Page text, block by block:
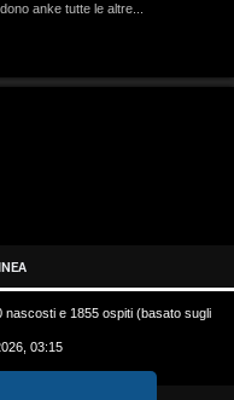
anke tutte le altre...
e 1855 ospiti (basato sugli
03:15